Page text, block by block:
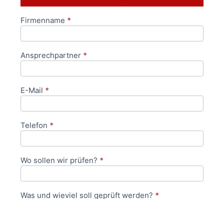
Anfrageformular
Firmenname *
Ansprechpartner *
E-Mail *
Telefon *
Wo sollen wir prüfen? *
Was und wieviel soll geprüft werden? *